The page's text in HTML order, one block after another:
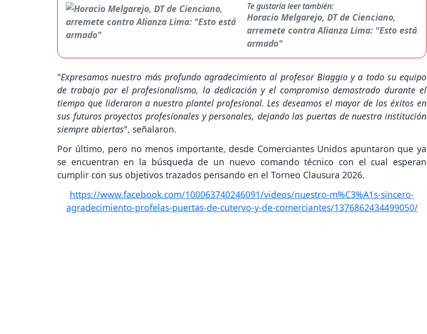
Te gustaría leer también:
Horacio Melgarejo, DT de Cienciano,
arremete contra Alianza Lima: "Esto está
armado"
"Expresamos nuestro más profundo agradecimiento al profesor Biaggio y a todo su equipo
de trabajo por el profesionalismo, la dedicación y el compromiso demostrado durante el
tiempo que lideraron a nuestro plantel profesional. Les deseamos el mayor de los éxitos en
sus futuros proyectos profesionales y personales, dejando las puertas de nuestra institución
siempre abiertas", señalaron.
Por último, pero no menos importante, desde Comerciantes Unidos apuntaron que ya
se encuentran en la búsqueda de un nuevo comando técnico con el cual esperan
cumplir con sus objetivos trazados pensando en el Torneo Clausura 2026.
https://www.facebook.com/100063740246091/videos/nuestro-m%C3%A1s-sincero-
agradecimiento-profelas-puertas-de-cutervo-y-de-comerciantes/1376862434499050/